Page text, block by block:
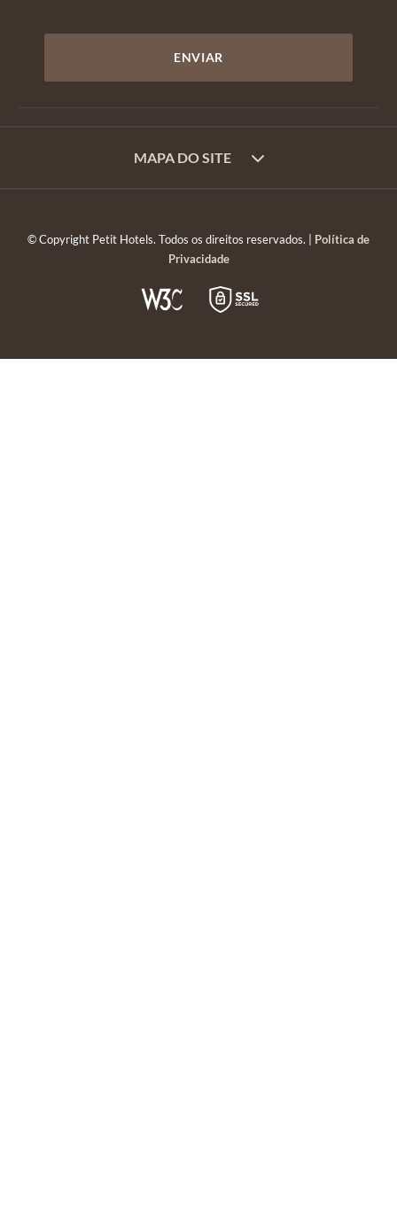
MAPA DO SITE
© Copyright Petit Hotels. Todos os direitos reservados. | Política de
Privacidade